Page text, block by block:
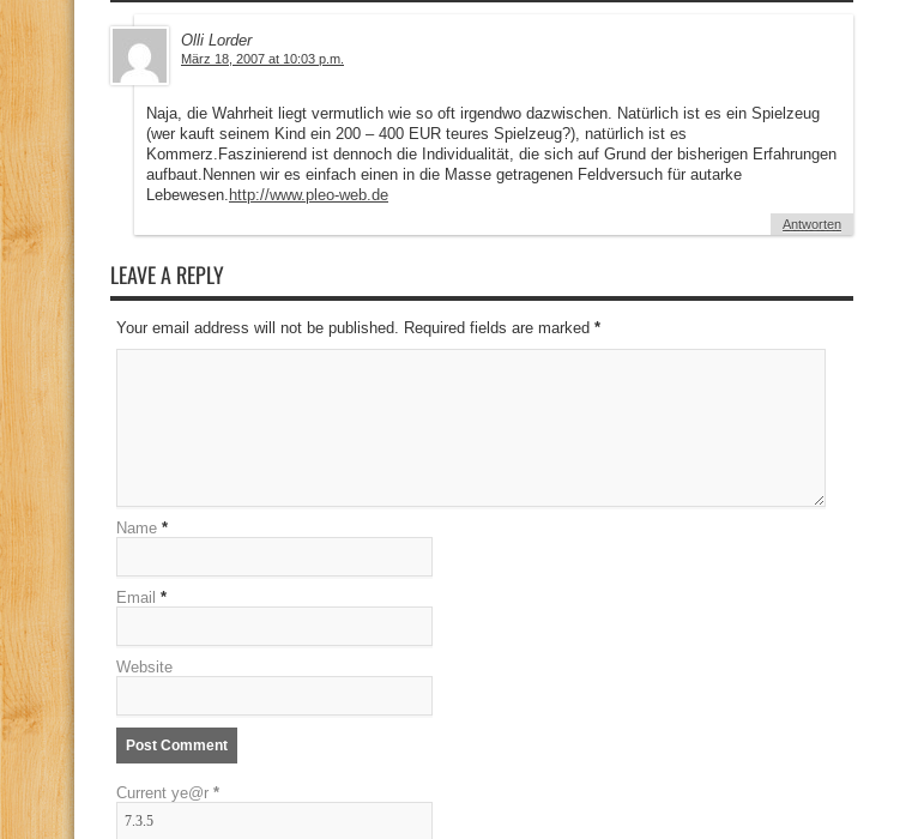
Olli Lorder
März 18, 2007 at 10:03 p.m.
Naja, die Wahrheit liegt vermutlich wie so oft irgendwo dazwischen. Natürlich ist es ein Spielzeug
(wer kauft seinem Kind ein 200 – 400 EUR teures Spielzeug?), natürlich ist es
Kommerz.Faszinierend ist dennoch die Individualität, die sich auf Grund der bisherigen Erfahrungen
aufbaut.Nennen wir es einfach einen in die Masse getragenen Feldversuch für autarke
Lebewesen. http://www.pleo-web.de
Antworten
LEAVE A REPLY
Your email address will not be published. Required fields are marked *
Name *
Email *
Website
Current ye@r *